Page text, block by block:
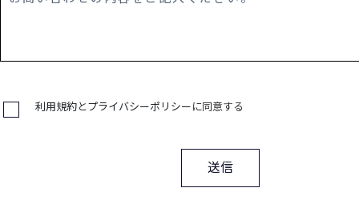
利用規約とプライバシーポリシーに同意する
送信